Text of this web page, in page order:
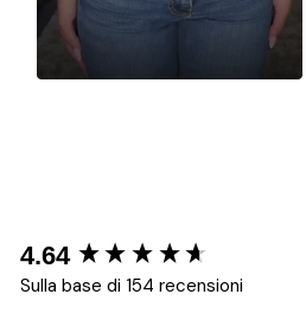
4.64
Sulla base di 154 recensioni
New content loaded